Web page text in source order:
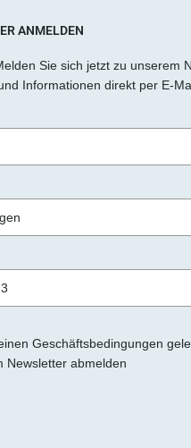
ANMELDEN
Sie sich jetzt zu unserem
Informationen direkt per E-
Geschäftsbedingungen
Newsletter abmelden